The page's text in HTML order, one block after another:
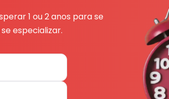
1 ou 2 anos para se
especializar.